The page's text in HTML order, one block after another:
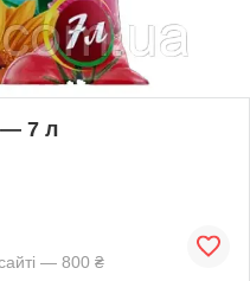
— 7 л
— 800 ₴